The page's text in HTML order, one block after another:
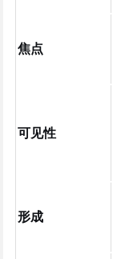
焦点
可见性
形成